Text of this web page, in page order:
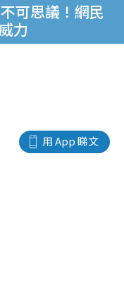
可思議！網民
力
用 App 睇文